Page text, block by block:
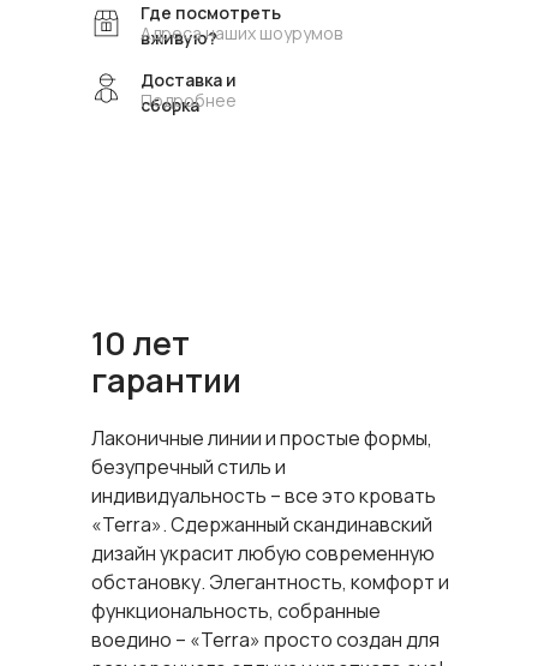
Лаконичные линии и простые формы,
безупречный стиль и
индивидуальность – все это кровать
«Terra». Сдержанный скандинавский
дизайн украсит любую современную
обстановку. Элегантность, комфорт и
функциональность, собранные
воедино – «Terra» просто создан для
10 лет
гарантии
Доставка и
сборка
Подробнее
Где посмотреть
вживую?
Адреса наших шоурумов